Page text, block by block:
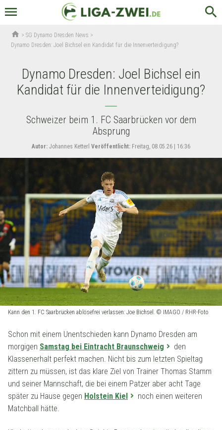
menu search
home >SG Dynamo Dresden News >
Dynamo Dresden: Joel Bichsel ein Kandidat für die Innenverteidigung?
Dynamo Dresden: Joel Bichsel ein
Kandidat für die Innenverteidigung?
Schweizer beim 1. FC Saarbrücken vor dem
Absprung
Autor: Johannes Ketterl Veröffentlicht: Freitag, 08.05.26 | 16:36
Kann den 1. FC Saarbrücken ablösefrei verlassen: Joe Bichsel. © IMAGO / RHR-Foto
Schon mit einem Unentschieden kann Dynamo Dresden am
morgigen Samstag bei Eintracht Braunschweig
den
Klassenerhalt perfekt machen. Nicht bis zum letzten Spieltag
zittern zu müssen, ist das klare Ziel von Trainer Thomas Stamm
und seiner Mannschaft, die bei einem Patzer aber acht Tage
später zu Hause gegen Holstein Kiel
noch einen weiteren
Matchball hätte.